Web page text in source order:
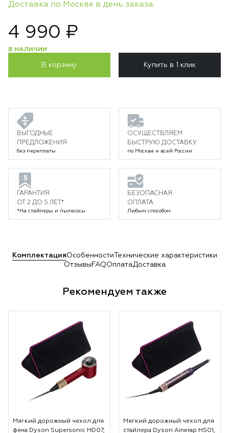
Доставка по Москве в день заказа.
4 990 ₽
В НАЛИЧИИ
В корзину Купить в 1 клик
ВЫГОДНЫЕ
ПРЕДЛОЖЕНИЯ
без переплаты
ОСУЩЕСТВЛЯЕМ
БЫСТРУЮ ДОСТАВКУ
по Москве и всей России
ГАРАНТИЯ
ОТ 2 ДО 5 ЛЕТ*
*На стайлеры и пылесосы
БЕЗОПАСНАЯ
ОПЛАТА
Любым способом
КомплектацияОсобенности Технические характеристики
Отзывы FAQОплатаДоставка
Рекомендуем также
Мягкий дорожный чехол для
фена Dyson Supersonic HD07,
Мягкий дорожный чехол для
стайлера Dyson Airwrap HS01,